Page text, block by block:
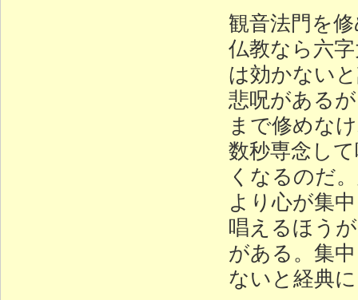
観音法門を
仏教なら六
は効かない
悲呪がある
まで修めな
数秒専念し
くなるのだ
より心が集
唱えるほう
がある。集
ないと経典